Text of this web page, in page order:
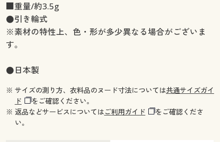
■重量/約3.5g
●引き輪式
※素材の特性上、色・形が多少異なる場合がございま
す。
●日本製
※ サイズの測り方、衣料品のヌード寸法については共通サイズガイ
ド
をご確認ください。
※ 返品などサービスについてはご利用ガイド
をご確認くださ
い。